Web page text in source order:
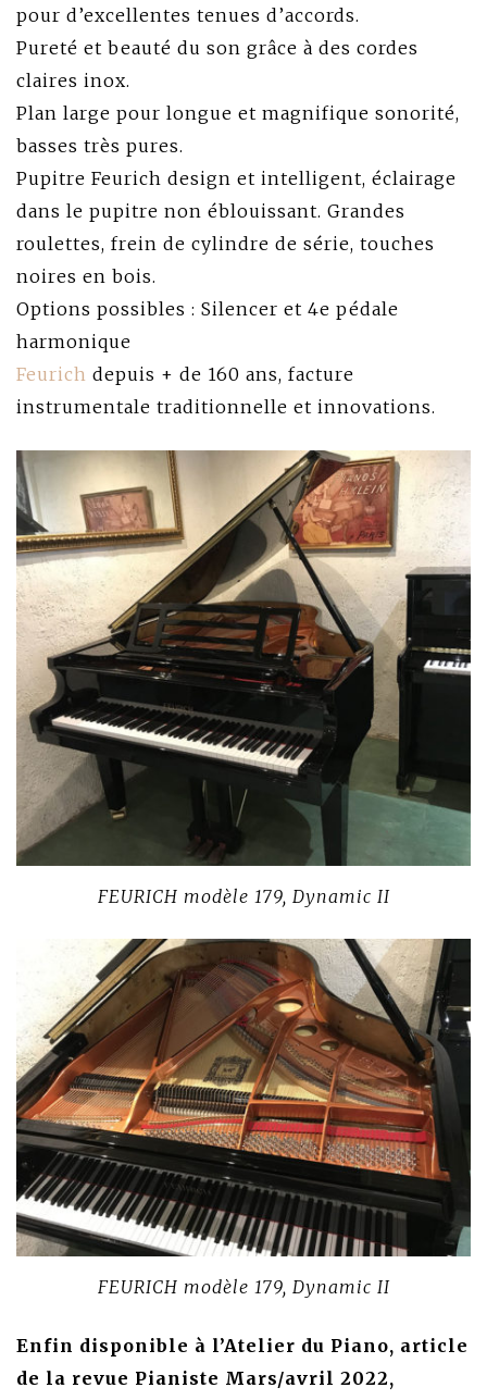
pour d’excellentes tenues d’accords.
Pureté et beauté du son grâce à des cordes
claires inox.
Plan large pour longue et magnifique sonorité,
basses très pures.
Pupitre Feurich design et intelligent, éclairage
dans le pupitre non éblouissant. Grandes
roulettes, frein de cylindre de série, touches
noires en bois.
Options possibles : Silencer et 4e pédale
harmonique
Feurich depuis + de 160 ans, facture
instrumentale traditionnelle et innovations.
FEURICH modèle 179, Dynamic II
FEURICH modèle 179, Dynamic II
Enfin disponible à l’Atelier du Piano, article
de la revue Pianiste Mars/avril 2022,